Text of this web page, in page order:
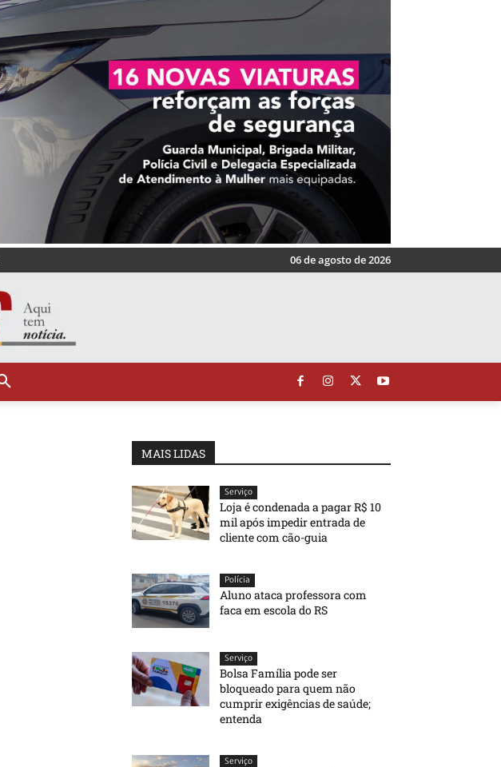
06 de agosto de 2026
MAIS LIDAS
Serviço
Loja é condenada a pagar R$ 10
mil após impedir entrada de
cliente com cão-guia
Polícia
Aluno ataca professora com
faca em escola do RS
Serviço
Bolsa Família pode ser
bloqueado para quem não
cumprir exigências de saúde;
entenda
Serviço